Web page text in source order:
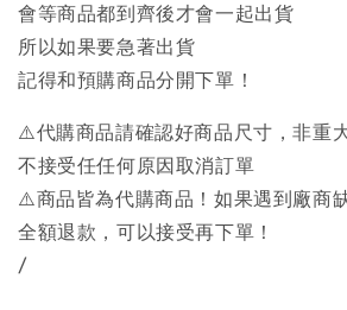
會等商品都到齊後才會一起出貨
所以如果要急著出貨
記得和預購商品分開下單！
⚠️代購商品請確認好商品尺寸，非重
不接受任任何原因取消訂單
⚠️商品皆為代購商品！如果遇到廠商
全額退款，可以接受再下單！
/